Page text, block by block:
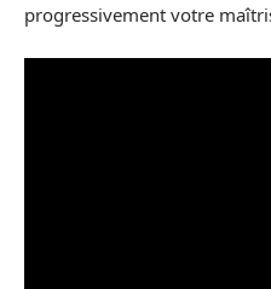
progressivement votre